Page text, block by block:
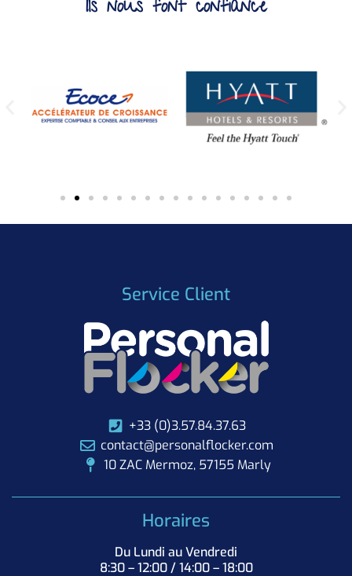
Ils nous font confiance
Service Client
+33 (0)3.57.84.37.63
contact@personalflocker.com
10 ZAC Mermoz, 57155 Marly
Horaires
Du Lundi au Vendredi
8:30 – 12:00 / 14:00 – 18:00